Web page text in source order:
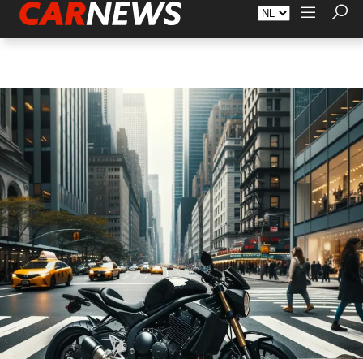
Adverteren Over Carnews.nl Contact